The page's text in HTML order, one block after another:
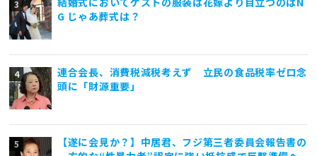
G じゃあ葬式は？
連合会長、消費税減税考えず 立民の食品税率ゼロ念
頭に「財源重要」
【遂に会見か？】中居君、フジ第三者委員会報告書の